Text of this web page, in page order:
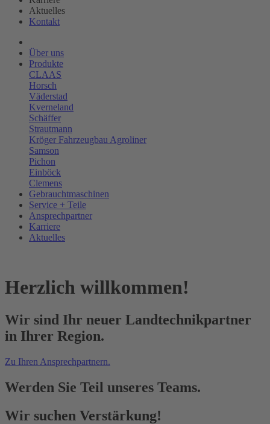
Aktuelles
Kontakt
Über uns
Produkte
CLAAS
Horsch
Väderstad
Kverneland
Schäffer
Strautmann
Kröger Fahrzeugbau Agroliner
Samson
Pichon
Einböck
Clemens
Gebrauchtmaschinen
Service + Teile
Ansprechpartner
Karriere
Aktuelles
Herzlich willkommen!
Wir sind Ihr neuer Landtechnikpartner
in Ihrer Region.
Zu Ihren Ansprechpartnern.
Werden Sie Teil unseres Teams.
Wir suchen Verstärkung!